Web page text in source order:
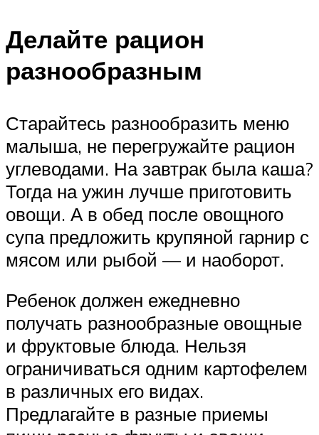
Делайте рацион
разнообразным
Старайтесь разнообразить меню
малыша, не перегружайте рацион
углеводами. На завтрак была каша?
Тогда на ужин лучше приготовить
овощи. А в обед после овощного
супа предложить крупяной гарнир с
мясом или рыбой — и наоборот.
Ребенок должен ежедневно
получать разнообразные овощные
и фруктовые блюда. Нельзя
ограничиваться одним картофелем
в различных его видах.
Предлагайте в разные приемы